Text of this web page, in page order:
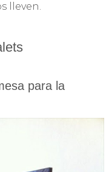
lleven.
para la